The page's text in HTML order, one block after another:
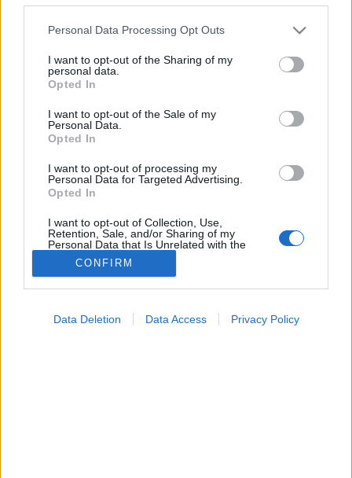
Please note that this website/app uses one or more Google
not limited to your visit or usage behaviour. You may click to
grant or deny consent to Google and its third-party tags to
use your data for below specified purposes in below Google
consent section.
Personal Data Processing Opt Outs
I want to opt-out of the Sharing of my
personal data.
Opted In
I want to opt-out of the Sale of my
Personal Data.
Opted In
I want to opt-out of processing my
Personal Data for Targeted Advertising.
Opted In
I want to opt-out of Collection, Use,
Retention, Sale, and/or Sharing of my
Personal Data that Is Unrelated with the
Purposes for which it was collected.
Opted Out
CONFIRM
Data Deletion Data Access Privacy Policy
Bőrprobléma